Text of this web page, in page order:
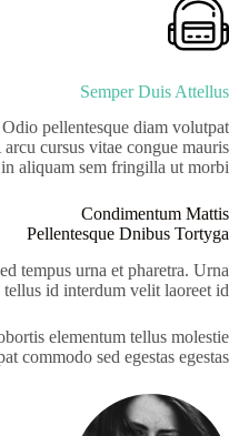
Semper Duis Attellus
pellentesque diam volutpat
arcu cursus vitae congue mauris
aliquam sem fringilla ut morbi
Condimentum Mattis
Pellentesque Dnibus Tortyga
tempus urna et pharetra. Urna
id interdum velit laoreet id.
elementum tellus molestie
commodo sed egestas egestas.